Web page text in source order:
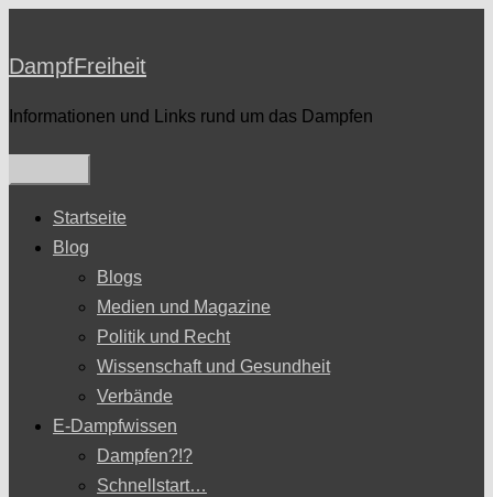
springen
DampfFreiheit
Informationen und Links rund um das Dampfen
Startseite
Blog
Blogs
Medien und Magazine
Politik und Recht
Wissenschaft und Gesundheit
Verbände
E-Dampfwissen
Dampfen?!?
Schnellstart…